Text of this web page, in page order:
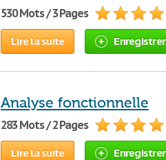
530 Mots / 3 Pages
Lire la suite Enregistrer
Analyse fonctionnelle
283 Mots / 2 Pages
Lire la suite Enregistrer